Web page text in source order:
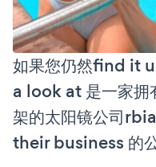
如果您仍然find it
a look at 是一家拥
架的太阳镜公司
their business 的公